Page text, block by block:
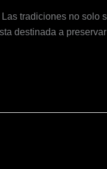
tradiciones no
destinada a